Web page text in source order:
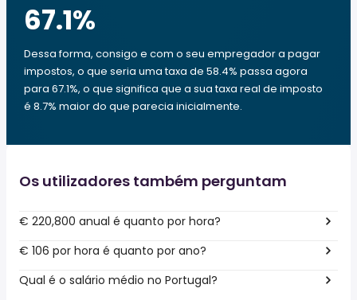
67.1%
Dessa forma, consigo e com o seu empregador a pagar
impostos, o que seria uma taxa de 58.4% passa agora
para 67.1%, o que significa que a sua taxa real de imposto
é 8.7% maior do que parecia inicialmente.
Os utilizadores também perguntam
€ 220,800 anual é quanto por hora?
€ 106 por hora é quanto por ano?
Qual é o salário médio no Portugal?